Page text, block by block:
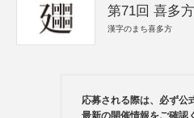
第71回 喜多
漢字のまち喜多方
応募される際は、必ず公
最新の開催情報をご確認